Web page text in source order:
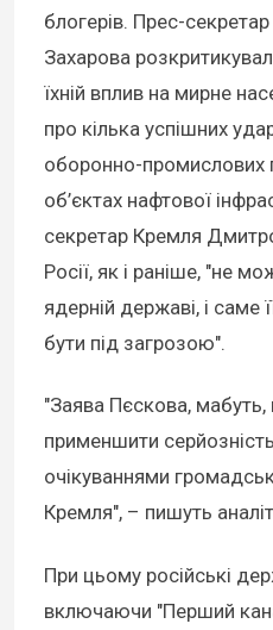
блогерів. Прес-
Захарова
їхній вплив на мирне
про кілька успішних
оборонно-промислових
об’єктах нафтової
секретар Кремля
Росії, як і раніше, "не
ядерній державі, і саме
бути під загрозою".
"Заява Пєскова, мабуть,
применшити
очікуваннями
Кремля", – пишуть
При цьому російські
включаючи "Перший